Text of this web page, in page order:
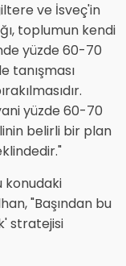
ve İsveç'in
toplumun kendi
yüzde 60-70
tanışması
yüzde 60-70
belirli bir plan
konudaki
"Başından bu
stratejisi